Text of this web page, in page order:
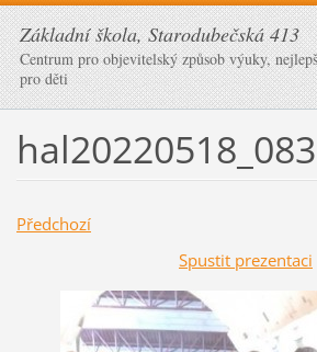
Základní škola, Starodubečská 413
Centrum pro objevitelský způsob výuky,
pro děti
Předchozí
Spustit prezentaci